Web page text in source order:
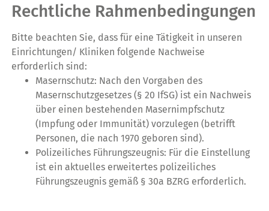
Rechtliche Rahmenbedingungen
Bitte beachten Sie, dass für eine Tätigkeit in unseren
Einrichtungen/ Kliniken folgende Nachweise
erforderlich sind:
Masernschutz: Nach den Vorgaben des
Masernschutzgesetzes (§ 20 IfSG) ist ein Nachweis
über einen bestehenden Masernimpfschutz
(Impfung oder Immunität) vorzulegen (betrifft
Personen, die nach 1970 geboren sind).
Polizeiliches Führungszeugnis: Für die Einstellung
ist ein aktuelles erweitertes polizeiliches
Führungszeugnis gemäß § 30a BZRG erforderlich.